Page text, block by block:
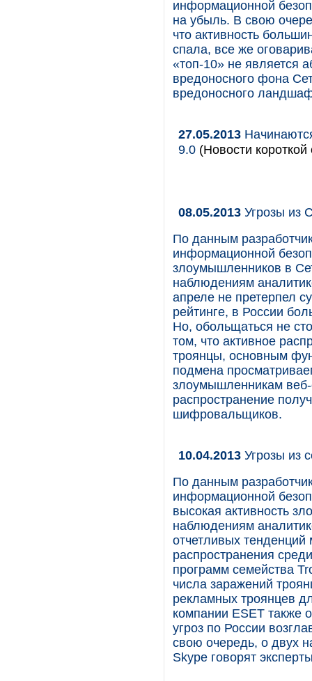
информационной
на убыль. В свою
что активность
спала, все же
«топ-10» не является
вредоносного фона
вредоносного
27.05.2013
9.0 (Новости короткой
08.05.2013 Угрозы из
По данным
информационной
злоумышленников в
наблюдениям
апреле не претерпел
рейтинге, в России
Но, обольщаться не
том, что активное
троянцы, основным
подмена
злоумышленникам
распространение
шифровальщиков.
10.04.2013 Угрозы из
По данным
информационной
высокая активность
наблюдениям
отчетливых тенденций
распространения
программ семейства
числа заражений
рекламных троянцев
компании ESET также
угроз по России
свою очередь, о двух
Skype говорят